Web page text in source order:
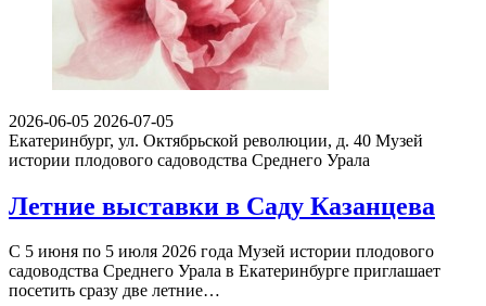
2026-06-05 2026-07-05
Екатеринбург, ул. Октябрьской революции, д. 40 Музей
истории плодового садоводства Среднего Урала
Летние выставки в Саду Казанцева
С 5 июня по 5 июля 2026 года Музей истории плодового
садоводства Среднего Урала в Екатеринбурге приглашает
посетить сразу две летние…